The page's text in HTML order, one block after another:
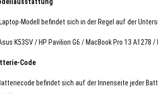
Modell befindet sich in der Regel auf der
K53SV / HP Pavilion G6 / MacBook Pro 13 A1278
Code
befindet sich auf der Innenseite jeder